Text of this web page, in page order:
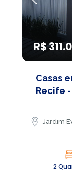
R$
Casas
Recife
Jardim
2